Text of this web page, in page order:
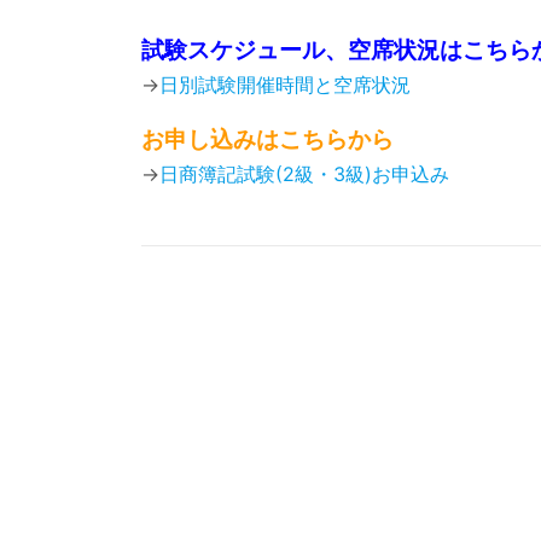
試験スケジュール、空席状況はこちら
→日別試験開催時間と空席状況
お申し込みはこちらから
→日商簿記試験(2級・3級)お申込み